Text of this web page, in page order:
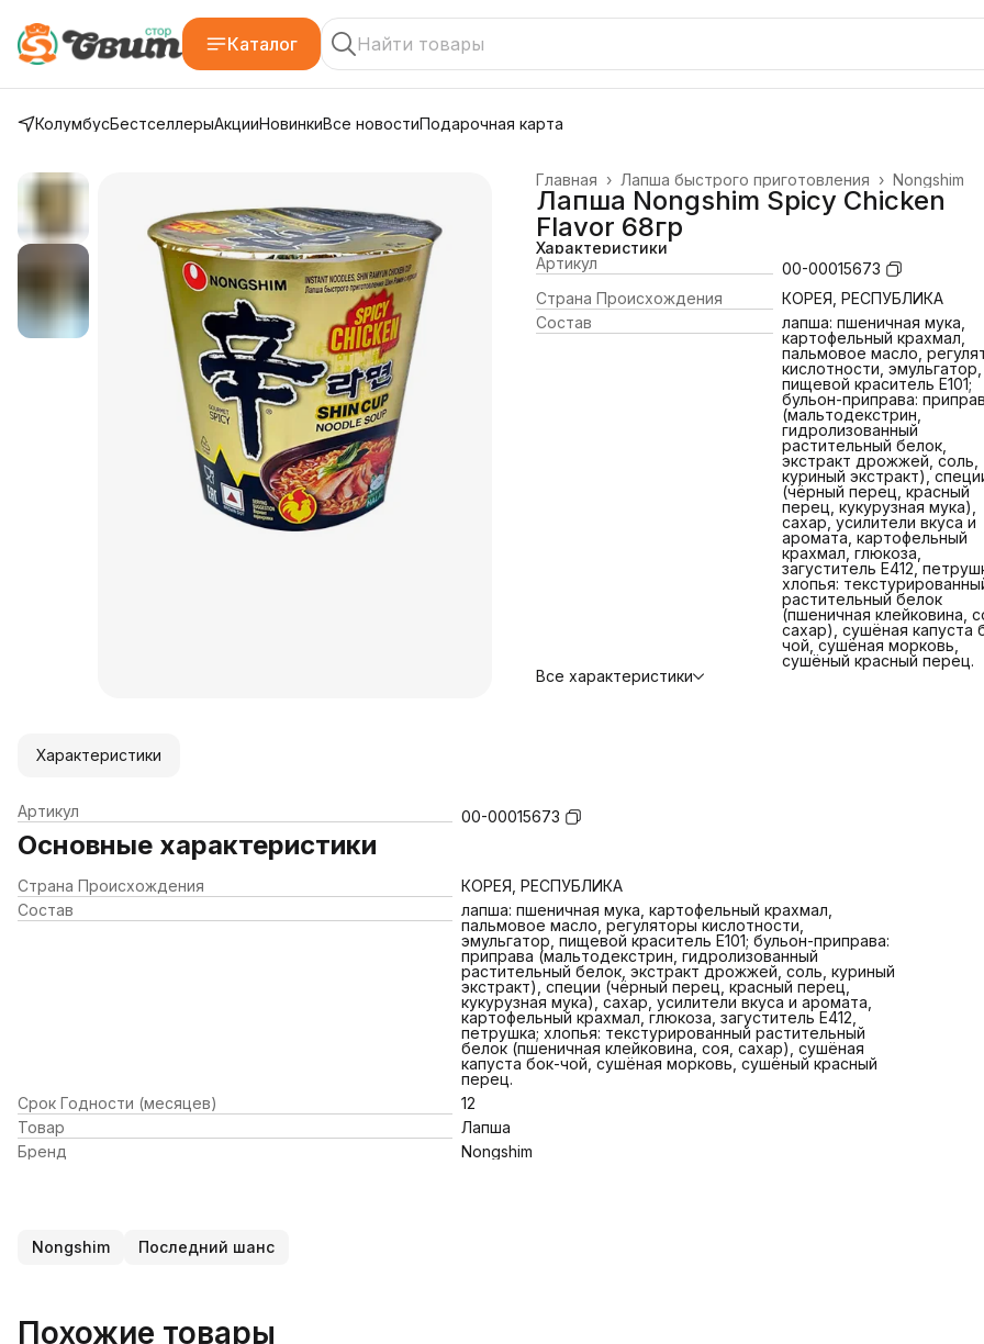
Каталог
КолумбусБестселлерыАкцииНовинкиВсе новостиПодарочная карта
Nongshim
Лапша быстрого приготовления ›
Главная ›
Лапша Nongshim Spicy Chicken
Flavor 68гр
Характеристики
Артикул
00-00015673
Страна Происхождения
КОРЕЯ, РЕСПУБЛИКА
Состав
лапша: пшеничная мука,
картофельный крахмал,
пальмовое масло,
кислотности, эмульгатор,
пищевой краситель E101;
бульон-приправа:
(мальтодекстрин,
гидролизованный
растительный белок,
экстракт дрожжей, соль,
куриный экстракт),
(чёрный перец, красный
перец, кукурузная мука),
сахар, усилители вкуса и
аромата, картофельный
крахмал, глюкоза,
загуститель E412,
хлопья:
растительный белок
(пшеничная клейковина,
сахар), сушёная капуста
чой, сушёная морковь,
сушёный красный перец.
Все характеристики
Характеристики
Артикул 00-00015673
Основные характеристики
Страна Происхождения
КОРЕЯ, РЕСПУБЛИКА
Состав
лапша: пшеничная мука, картофельный крахмал,
пальмовое масло, регуляторы кислотности,
эмульгатор, пищевой краситель E101; бульон-приправа:
приправа (мальтодекстрин, гидролизованный
растительный белок, экстракт дрожжей, соль, куриный
экстракт), специи (чёрный перец, красный перец,
кукурузная мука), сахар, усилители вкуса и аромата,
картофельный крахмал, глюкоза, загуститель E412,
петрушка; хлопья: текстурированный растительный
белок (пшеничная клейковина, соя, сахар), сушёная
капуста бок-чой, сушёная морковь, сушёный красный
перец.
Срок Годности (месяцев)
12
Товар
Лапша
Бренд
Nongshim
Nongshim Последний шанс
Похожие товары